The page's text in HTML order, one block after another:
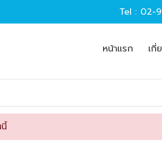
Tel : 02-
หน้าแรก เกี่